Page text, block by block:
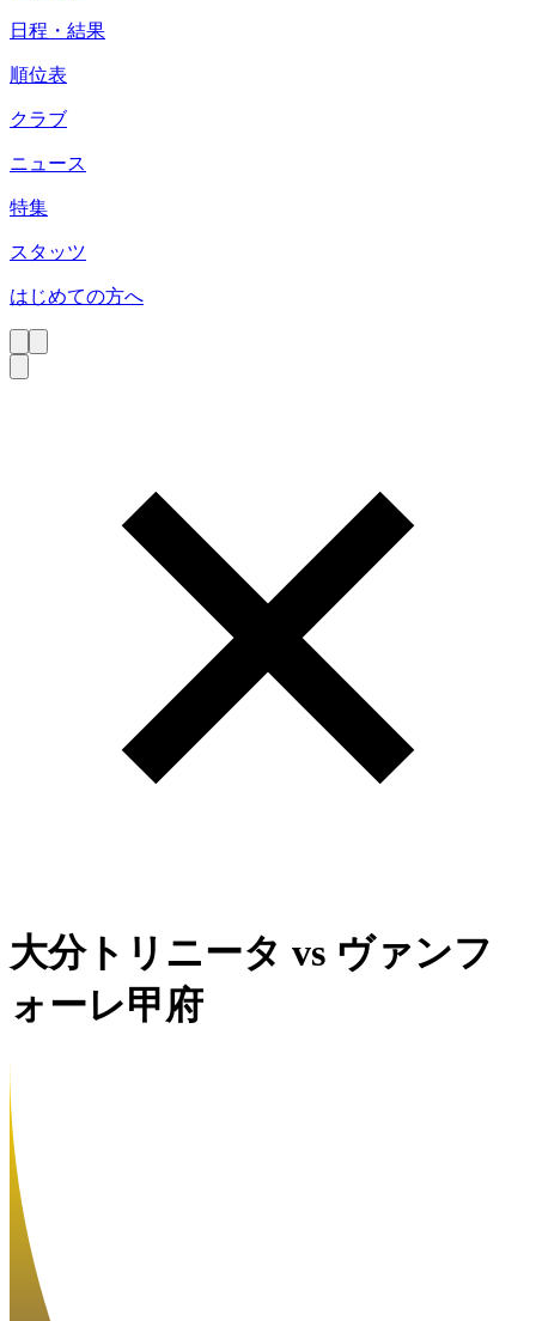
日程・結果
順位表
クラブ
ニュース
特集
スタッツ
はじめての方へ
大分トリニータ vs ヴァンフ
ォーレ甲府